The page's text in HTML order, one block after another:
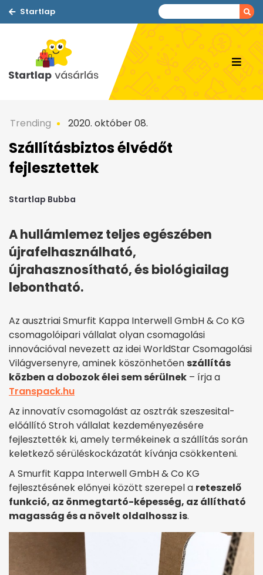
Startlap
Trending 2020. október 08.
Szállításbiztos élvédőt
fejlesztettek
Startlap Bubba
A hullámlemez teljes egészében
újrafelhasználható,
újrahasznosítható, és biológiailag
lebontható.
Az ausztriai Smurfit Kappa Interwell GmbH & Co KG
csomagolóipari vállalat olyan csomagolási
innovációval nevezett az idei WorldStar Csomagolási
Világversenyre, aminek köszönhetően szállítás
közben a dobozok élei sem sérülnek – írja a
Transpack.hu
Az innovatív csomagolást az osztrák szeszesital-
előállító Stroh vállalat kezdeményezésére
fejlesztették ki, amely termékeinek a szállítás során
keletkező sérüléskockázatát kívánja csökkenteni.
A Smurfit Kappa Interwell GmbH & Co KG
fejlesztésének előnyei között szerepel a reteszelő
funkció, az önmegtartó-képesség, az állítható
magasság és a növelt oldalhossz is.